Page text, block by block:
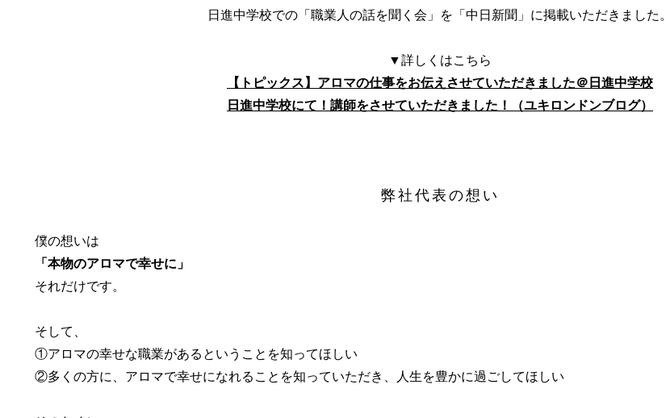
日進中学校での「職業人の話を聞く会」を「中日新聞」に掲載いただきました。
▼詳しくはこちら
【トピックス】アロマの仕事をお伝えさせていただきました＠日進中学校
日進中学校にて！講師をさせていただきました！（ユキロンドンブログ）
弊社代表の想い
僕の想いは
「本物のアロマで幸せに」
それだけです。
そして、
①アロマの幸せな職業があるということを知ってほしい
②多くの方に、アロマで幸せになれることを知っていただき、人生を豊かに過ごしてほしい